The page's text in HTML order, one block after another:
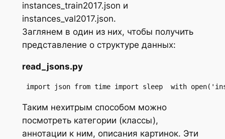
instances_train2017.json и
instances_val2017.json.
Заглянем в один из них, чтобы получить
представление о структуре данных:
read_jsons.py
import json from time import sleep  with
Таким нехитрым способом можно
посмотреть категории (классы),
аннотации к ним, описания картинок. Эти